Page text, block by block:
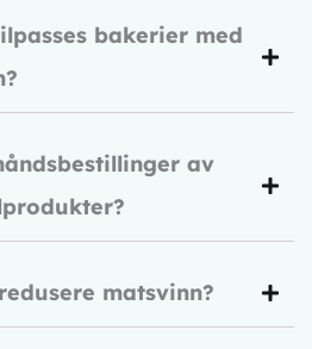
bakerier med
av
matsvinn?